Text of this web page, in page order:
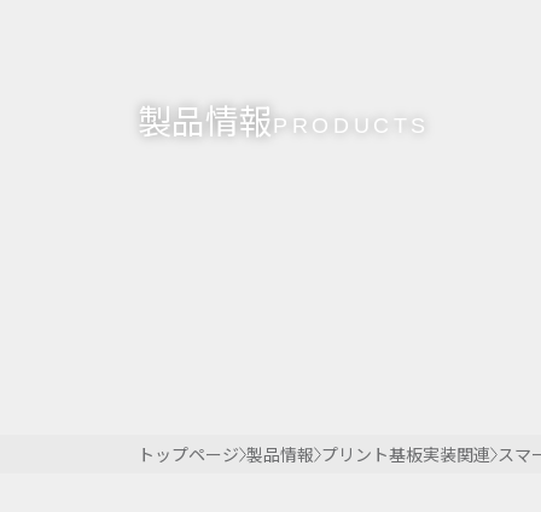
製品情報PRODUCTS
トップページ 製品情報 プリント基板実装関連 スマ